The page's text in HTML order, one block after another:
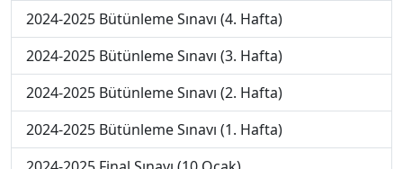
2024-2025 Bütünleme Sınavı (4. Hafta)
2024-2025 Bütünleme Sınavı (3. Hafta)
2024-2025 Bütünleme Sınavı (2. Hafta)
2024-2025 Bütünleme Sınavı (1. Hafta)